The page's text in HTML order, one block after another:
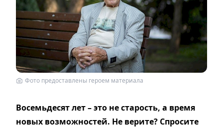
Фото предоставлены героем материала
Восемьдесят лет – это не старость, а время
новых возможностей. Не верите? Спросите